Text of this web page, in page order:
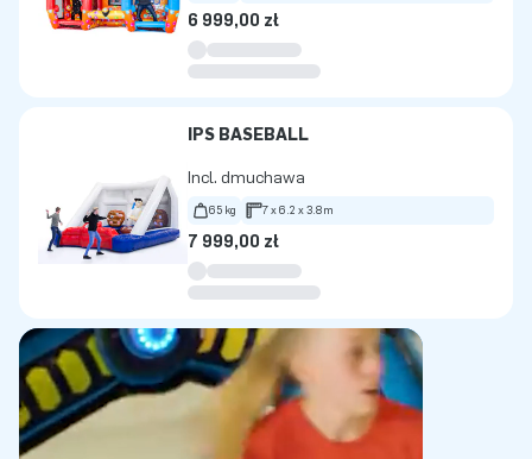
6 999,00 zł
IPS BASEBALL
Incl. dmuchawa
65 kg 7 x 6.2 x 3.8m
7 999,00 zł